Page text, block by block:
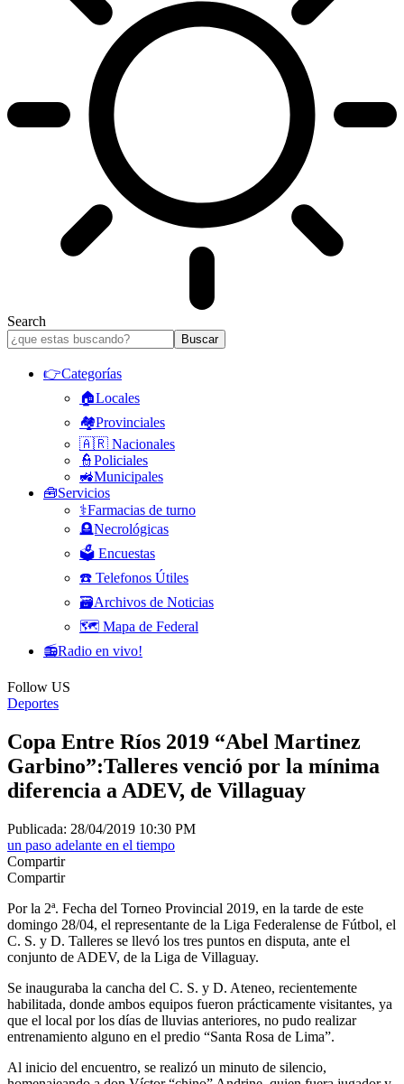
Search
👉Categorías
🏠Locales
🏘️Provinciales
🇦🇷 Nacionales
👮Policiales
🚜Municipales
🧰Servicios
⚕️Farmacias de turno
🪦Necrológicas
🗳️ Encuestas
☎️ Telefonos Útiles
🗃️Archivos de Noticias
🗺️ Mapa de Federal
📻Radio en vivo!
Follow US
Deportes
Copa Entre Ríos 2019 “Abel Martinez
Garbino”:Talleres venció por la mínima
diferencia a ADEV, de Villaguay
Publicada: 28/04/2019 10:30 PM
un paso adelante en el tiempo
Compartir
Compartir
Por la 2ª. Fecha del Torneo Provincial 2019, en la tarde de este
domingo 28/04, el representante de la Liga Federalense de Fútbol, el
C. S. y D. Talleres se llevó los tres puntos en disputa, ante el
conjunto de ADEV, de la Liga de Villaguay.
Se inauguraba la cancha del C. S. y D. Ateneo, recientemente
habilitada, donde ambos equipos fueron prácticamente visitantes, ya
que el local por los días de lluvias anteriores, no pudo realizar
entrenamiento alguno en el predio “Santa Rosa de Lima”.
Al inicio del encuentro, se realizó un minuto de silencio,